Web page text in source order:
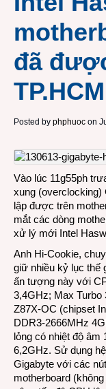
đã
TP.HCM
Posted by phphuoc on
Vào lúc 11g55ph
xung (overclocking)
lập được trên
mắt các dòng
xử lý mới Intel
Anh Hi-Cookie,
giữ nhiều kỷ lục thế
ấn tượng này với
3,4GHz; Max Turbo
Z87X-OC (chipset
DDR3-2666MHz
lỏng có nhiệt độ
6,2GHz. Sử dụng
Gigabyte với các
motherboard